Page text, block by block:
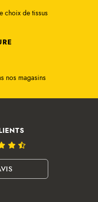
choix de tissus
nos magasins